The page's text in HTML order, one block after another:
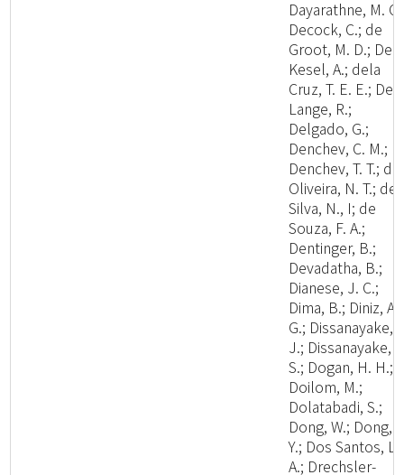
Dayarathne, M.
Decock, C.; de
Groot, M. D.; De
Kesel, A.; dela
Cruz, T. E. E.; De
Lange, R.;
Delgado, G.;
Denchev, C. M.;
Denchev, T. T.; de
Oliveira, N. T.; de
Silva, N., I; de
Souza, F. A.;
Dentinger, B.;
Devadatha, B.;
Dianese, J. C.;
Dima, B.; Diniz, A.
G.; Dissanayake,
J.; Dissanayake,
S.; Dogan, H. H.;
Doilom, M.;
Dolatabadi, S.;
Dong, W.; Dong,
Y.; Dos Santos, L.
A.; Drechsler-